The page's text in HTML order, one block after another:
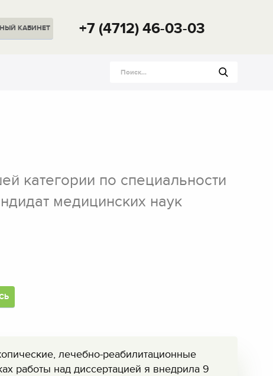
+7 (4712) 46-03-03
КАБИНЕТ
категории по специальности
медицинских наук
лечебно-реабилитационные
работы над диссертацией я внедрила 9